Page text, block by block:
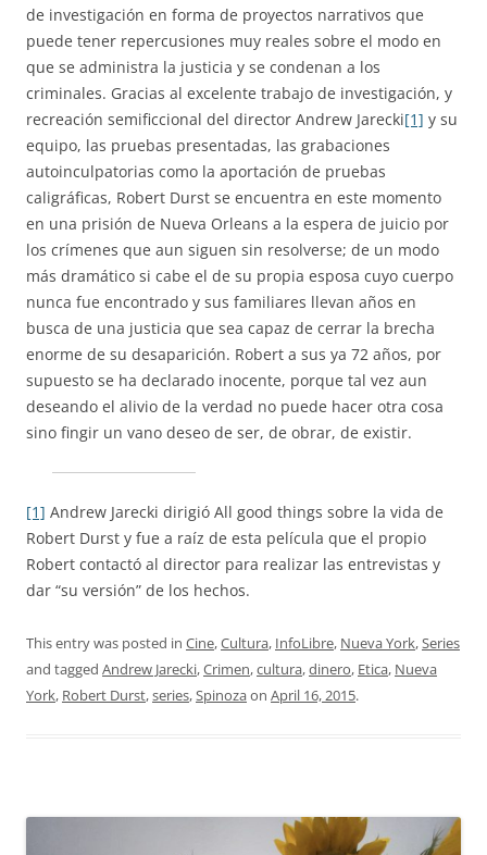
de investigación en forma de proyectos narrativos que
puede tener repercusiones muy reales sobre el modo en
que se administra la justicia y se condenan a los
criminales. Gracias al excelente trabajo de investigación, y
recreación semificcional del director Andrew Jarecki[1] y su
equipo, las pruebas presentadas, las grabaciones
autoinculpatorias como la aportación de pruebas
caligráficas, Robert Durst se encuentra en este momento
en una prisión de Nueva Orleans a la espera de juicio por
los crímenes que aun siguen sin resolverse; de un modo
más dramático si cabe el de su propia esposa cuyo cuerpo
nunca fue encontrado y sus familiares llevan años en
busca de una justicia que sea capaz de cerrar la brecha
enorme de su desaparición. Robert a sus ya 72 años, por
supuesto se ha declarado inocente, porque tal vez aun
deseando el alivio de la verdad no puede hacer otra cosa
sino fingir un vano deseo de ser, de obrar, de existir.
[1] Andrew Jarecki dirigió All good things sobre la vida de
Robert Durst y fue a raíz de esta película que el propio
Robert contactó al director para realizar las entrevistas y
dar “su versión” de los hechos.
This entry was posted in Cine,Cultura, InfoLibre, Nueva York,Series
and tagged Andrew Jarecki,Crimen,cultura,dinero, Etica, Nueva
York, Robert Durst,series,Spinozaon April 16, 2015.